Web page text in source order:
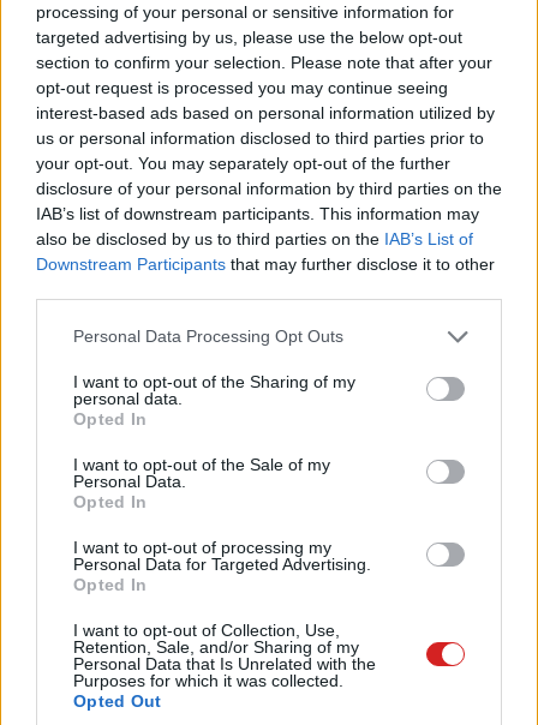
processing of your personal or sensitive information for
targeted advertising by us, please use the below opt-out
section to confirm your selection. Please note that after your
opt-out request is processed you may continue seeing
interest-based ads based on personal information utilized by
us or personal information disclosed to third parties prior to
your opt-out. You may separately opt-out of the further
disclosure of your personal information by third parties on the
IAB’s list of downstream participants. This information may
also be disclosed by us to third parties on the IAB’s List of
Downstream Participants that may further disclose it to other
Please note that this website/app uses one or more Google
not limited to your visit or usage behaviour. You may click to
grant or deny consent to Google and its third-party tags to
use your data for below specified purposes in below Google
consent section.
Personal Data Processing Opt Outs
I want to opt-out of the Sharing of my
personal data.
Opted In
I want to opt-out of the Sale of my
Personal Data.
Opted In
I want to opt-out of processing my
Personal Data for Targeted Advertising.
Opted In
I want to opt-out of Collection, Use,
Retention, Sale, and/or Sharing of my
Personal Data that Is Unrelated with the
Purposes for which it was collected.
Opted Out
Az Apple szerint nem szabad
rizsbe tenni a beázott iPhone-
okat
Kedvencekhez
Horváth Péter|2024 február 20. 09:02
A gyártó úgy véli, hogy valójában veszélyes az
helyette.
A régebbi iPhone-ok még semmiféle hivatalos védelmet
dobott iPhone 7 azonban elhozta az IP67-es
cseppállóságot, az újabb készülékek pedig már az IP68-
as szabványt is teljesítik, így elméletileg akár 30 percen
át is kibírják 1,5 méteres mélységben.
Ez ugyan szép és jó, ám az Apple